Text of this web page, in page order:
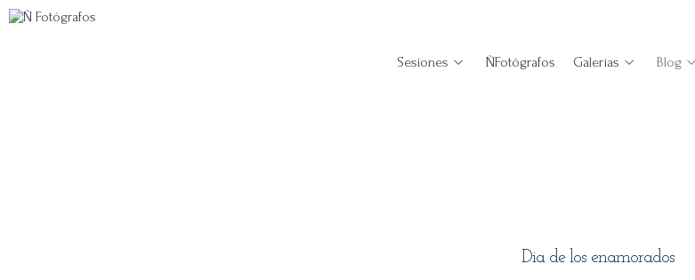
Sesiones ÑFotógrafos Galerías Blog
Dia de los enamorados